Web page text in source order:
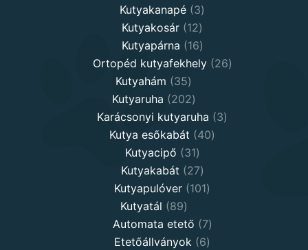
Kutyakanapé 33
products
Kutyakosár 1212
products
Kutyapárna 1616
products
Ortopéd kutyafekhely 2626
Kutyahám 3535
products
Kutyaruha 202202
products
Karácsonyi kutyaruha 33
Kutya esőkabát 4040
Kutyacipő 3131
products
Kutyakabát 2727
products
Kutyapulóver 101101
Kutyatál 8989
products
Automata etető 77
products
Etetőállványok 66